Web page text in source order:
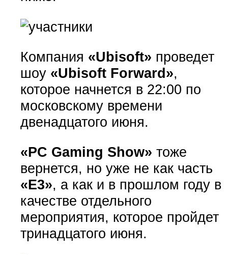
Компания «Ubisoft» проведет
шоу «Ubisoft Forward»,
которое начнется в 22:00 по
московскому времени
двенадцатого июня.
«PC Gaming Show» тоже
вернется, но уже не как часть
«E3», а как и в прошлом году в
качестве отдельного
мероприятия, которое пройдет
тринадцатого июня.